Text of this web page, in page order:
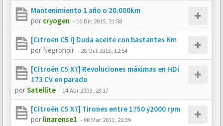
Mantenimiento 1 año o 20.000km
por cryogen - 16 Dic 2015, 21:58
[Citroën C5 I] Duda aceite con bastantes Km
por Negronoir - 28 Oct 2013, 12:54
[Citroën C5 X7] Revoluciones máximas en HDi
173 CV en parado
porSatellite - 14 Abr 2009, 23:17
[Citroën C5 X7] Tirones entre 1750 y2000 rpm
por linarense1 - 08 Mar 2011, 22:39